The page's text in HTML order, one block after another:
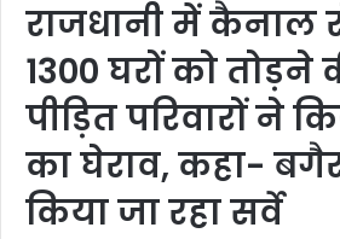
राजधानी में कैनाल
1300 घरों को तोड़ने
पीड़ित परिवारों ने
का घेराव, कहा-
किया जा रहा सर्वे